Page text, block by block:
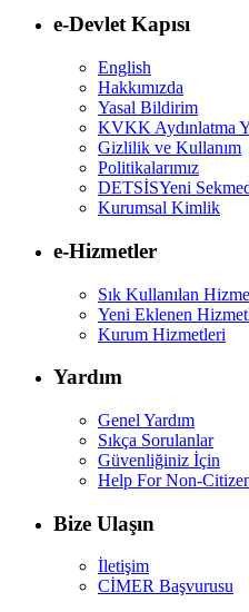
e-Devlet Kapısı
English
Hakkımızda
Yasal Bildirim
KVKK Aydınlatma
Gizlilik ve Kullanım
Politikalarımız
DETSİSYeni
Kurumsal Kimlik
e-Hizmetler
Sık Kullanılan
Yeni Eklenen
Kurum Hizmetleri
Yardım
Genel Yardım
Sıkça Sorulanlar
Güvenliğiniz İçin
Help For Non-
Bize Ulaşın
İletişim
CİMER Başvurusu